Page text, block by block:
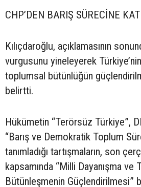
CHP’DEN BARIŞ SÜRECİNE
Kılıçdaroğlu, açıklamasının
vurgusunu yineleyerek
toplumsal bütünlüğün
belirtti.
Hükümetin “Terörsüz Türkiye”,
“Barış ve Demokratik Toplum
tanımladığı tartışmaların, son
kapsamında “Milli Dayanışma ve
Bütünleşmenin Güçlendirilmesi”